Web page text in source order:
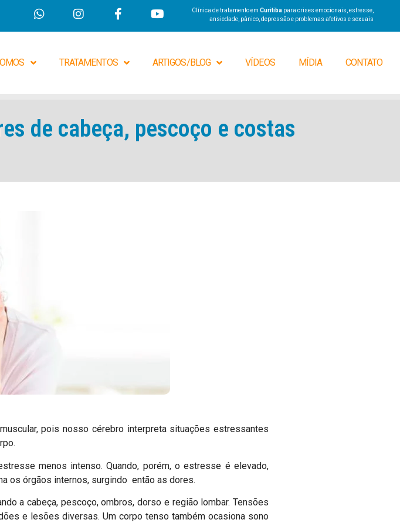
Clínica de tratamento emCuritiba para crises emocionais, estresse,
ansiedade, pânico, depressão e problemas afetivos e sexuais
TRATAMENTOS ARTIGOS/BLOG VÍDEOS MÍDIA CONTATO
de cabeça, pescoço e costas
pois nosso cérebro interpreta situações estressantes
menos intenso. Quando, porém, o estresse é elevado,
os órgãos internos, surgindo então as dores.
a cabeça, pescoço, ombros, dorso e região lombar. Tensões
e lesões diversas. Um corpo tenso também ocasiona sono